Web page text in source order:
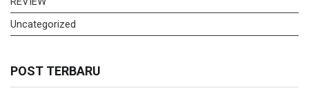
Uncategorized
POST TERBARU